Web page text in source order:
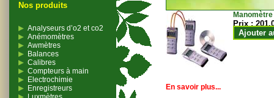
Nos produits
Analyseurs d’o2 et co2
Anémomètres
Awmètres
Balances
Calibres
Compteurs à main
Electrochimie
Enregistreurs
Prix :
Ajouter
En savoir plus...